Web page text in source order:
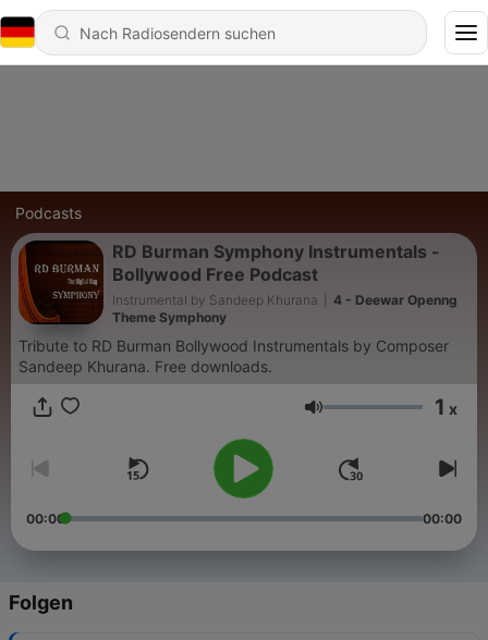
Podcasts
RD Burman Symphony Instrumentals -
Bollywood Free Podcast
Instrumental by Sandeep Khurana
4 - Deewar Openng
Theme Symphony
Tribute to RD Burman Bollywood Instrumentals by Composer
Sandeep Khurana. Free downloads.
Lautstärke 1 x
00:00 00:00
Folgen